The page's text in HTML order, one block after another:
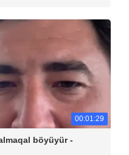
00:01:29
böyüyür -